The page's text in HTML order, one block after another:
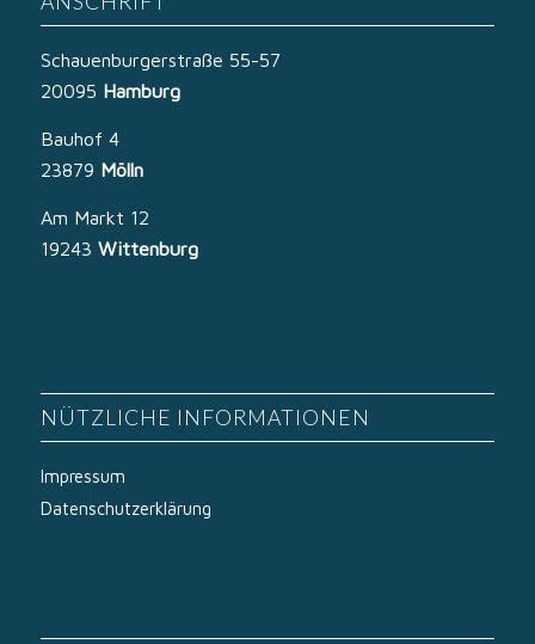
Schauenburgerstraße 55-57
20095 Hamburg
Bauhof 4
23879 Mölln
Am Markt 12
19243 Wittenburg
NÜTZLICHE INFORMATIONEN
Impressum
Datenschutzerklärung